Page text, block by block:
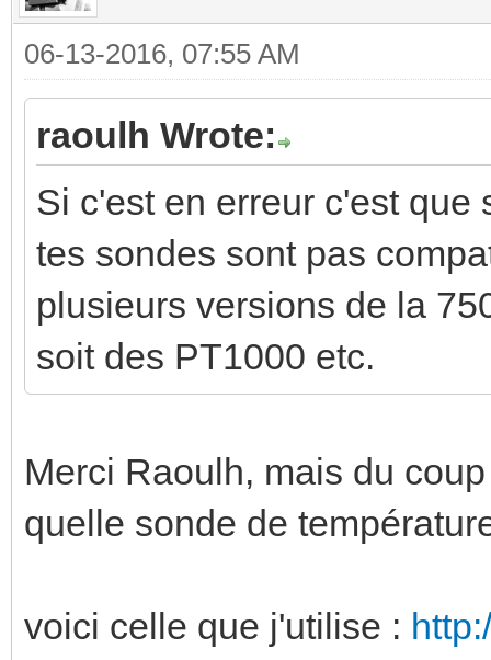
06-13-2016, 07:55 AM
raoulh Wrote:
Si c'est en erreur c'est
tes sondes sont pas
plusieurs versions de la
soit des PT1000 etc.
Merci Raoulh, mais du
quelle sonde de
voici celle que j'utilise :